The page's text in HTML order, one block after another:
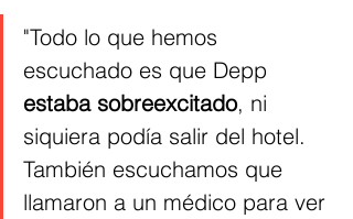
"Todo lo que hemos
escuchado es que Depp
estaba sobreexcitado, ni
siquiera podía salir del hotel.
También escuchamos que
llamaron a un médico para ver